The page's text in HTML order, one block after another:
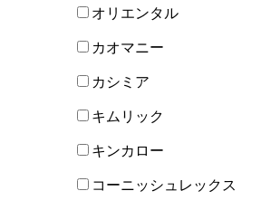
オリエンタル
カオマニー
カシミア
キムリック
キンカロー
コーニッシュレックス